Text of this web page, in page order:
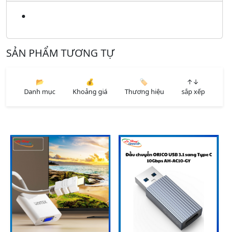
SẢN PHẨM TƯƠNG TỰ
📂
Danh mục
💰
Khoảng giá
🏷️
Thương hiệu
↑↓
sắp xếp